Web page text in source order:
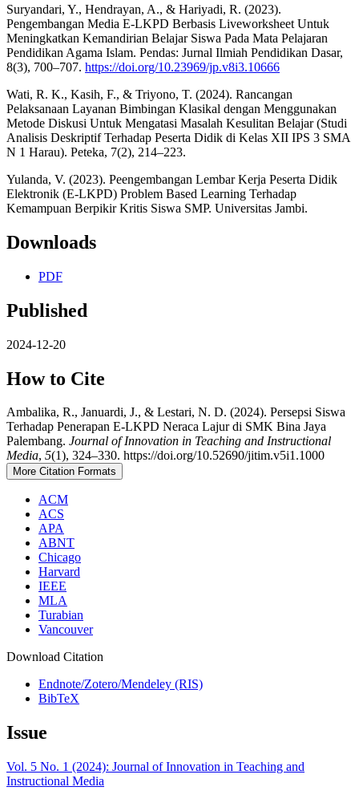
Suryandari, Y., Hendrayan, A., & Hariyadi, R. (2023).
Pengembangan Media E-LKPD Berbasis Liveworksheet Untuk
Meningkatkan Kemandirian Belajar Siswa Pada Mata Pelajaran
Pendidikan Agama Islam. Pendas: Jurnal Ilmiah Pendidikan Dasar,
8(3), 700–707. https://doi.org/10.23969/jp.v8i3.10666
Wati, R. K., Kasih, F., & Triyono, T. (2024). Rancangan
Pelaksanaan Layanan Bimbingan Klasikal dengan Menggunakan
Metode Diskusi Untuk Mengatasi Masalah Kesulitan Belajar (Studi
Analisis Deskriptif Terhadap Peserta Didik di Kelas XII IPS 3 SMA
N 1 Harau). Peteka, 7(2), 214–223.
Yulanda, V. (2023). Peengembangan Lembar Kerja Peserta Didik
Elektronik (E-LKPD) Problem Based Learning Terhadap
Kemampuan Berpikir Kritis Siswa SMP. Universitas Jambi.
Downloads
PDF
Published
2024-12-20
How to Cite
Ambalika, R., Januardi, J., & Lestari, N. D. (2024). Persepsi Siswa
Terhadap Penerapan E-LKPD Neraca Lajur di SMK Bina Jaya
Palembang. Journal of Innovation in Teaching and Instructional
Media, 5(1), 324–330. https://doi.org/10.52690/jitim.v5i1.1000
More Citation Formats
ACM
ACS
APA
ABNT
Chicago
Harvard
IEEE
MLA
Turabian
Vancouver
Download Citation
Endnote/Zotero/Mendeley (RIS)
BibTeX
Issue
Vol. 5 No. 1 (2024): Journal of Innovation in Teaching and
Instructional Media